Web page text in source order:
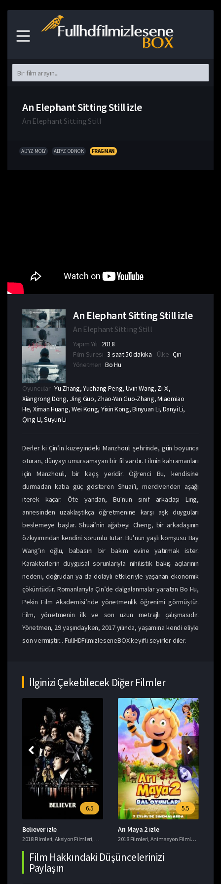
An Elephant Sitting Still izle
An Elephant Sitting Still
ALTYZ MOLY ALTYZ ODNOK FRAGMAN
An Elephant Sitting Still izle
An Elephant Sitting Still
Yapım Yılı 2018
Film Süresi 3 saat 50 dakika Ülke Çin
Yönetmen Bo Hu
Oyuncular Yu Zhang, Yuchang Peng, Uvin Wang, Zi Xi,
Xiangrong Dong, Jing Guo, Zhao-Yan Guo-Zhang, Miaomiao
He, Ximan Huang, Wei Kong, Yixin Kong, Binyuan Li, Danyi Li,
Qing LI, Suyun Li
Derler ki Çin’in kuzeyindeki Manzhouli şehrinde, gün boyunca
oturan, dünyayı umursamayan bir fil vardır. Filmin kahramanları
için Manzhouli, bir kaçış yeridir. Öğrenci Bu, kendisine
durmadan kaba güç gösteren Shuai’i, merdivenden aşağı
iterek kaçar. Öte yandan, Bu’nun sınıf arkadaşı Ling,
annesinden uzaklaştıkça öğretmenine karşı aşk duyguları
beslemeye başlar. Shuai’nin ağabeyi Cheng, bir arkadaşının
özkıyımından kendini sorumlu tutar. Bu’nun yaşlı komşusu Bay
Wang’ın oğlu, babasını bir bakım evine yatırmak ister.
Karakterlerin duygusal sorunlarıyla nihilistik bakış açılarının
nedeni, doğrudan ya da dolaylı etkileriyle yaşanan ekonomik
çöküntüdür. Romanlarıyla Çin’de dalgalanmalar yaratan Bo Hu,
Pekin Film Akademisi’nde yönetmenlik öğrenimi görmüştür.
Film, yönetmenin ilk ve son uzun metrajlı çalışmasıdır.
Yönetmen, 29 yaşındayken, 2017 yılında, yaşamına kendi eliyle
son vermiştir... FullHDFilmizleseneBOX keyifli seyirler diler.
İlginizi Çekebilecek Diğer Filmler
, Tavsiye Filmler
6.5
Believer izle
2018 Filmleri Aksiyon Filmleri Gerilim Filmleri,Suç Filmleri
5.5
Arı Maya 2 izle
2018 Filmleri Animasyon Filmleri
Film Hakkındaki Düşüncelerinizi
Paylaşın